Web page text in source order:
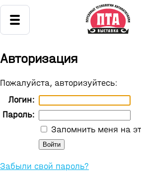
Авторизация
Пожалуйста, авторизуйтесь:
Логин:
Пароль:
Запомнить меня на
Забыли свой пароль?